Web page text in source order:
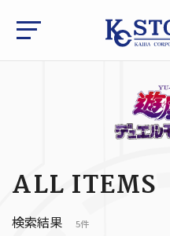
ALL ITEMS
検索結果 5件